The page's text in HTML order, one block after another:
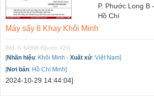
P. Phước Long B
Hồ Chí
Máy sấy 6 Khay Khôi Minh
[Mã: G-64908-8][xem: 420]
[Nhãn hiệu: Khôi Minh - Xuất xứ: Việt Nam]
[Nơi bán: Hồ Chí Minh]
2024-10-29 14:44:04]